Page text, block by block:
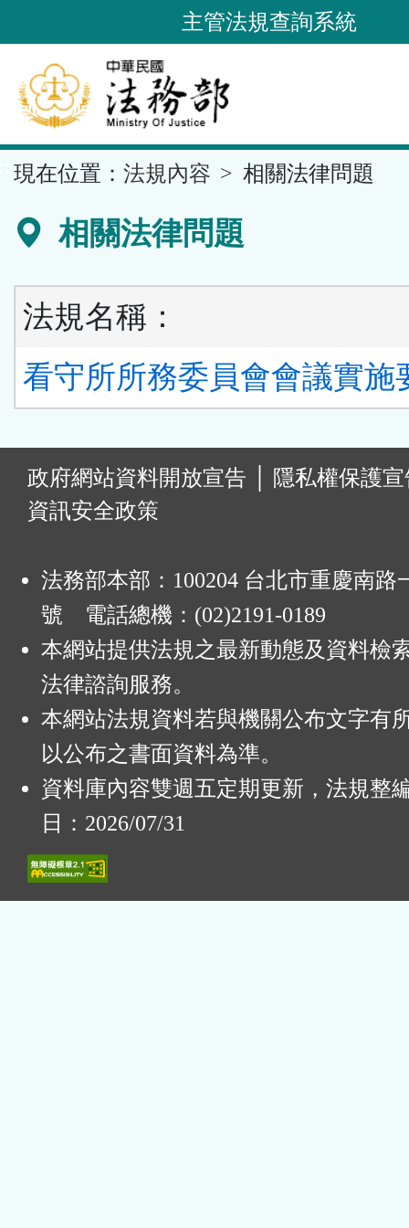
到
要
內
容
區
主管法規查詢系統
現在位置： 法規內容 相關法律問題
相關法律問題
法規名稱：
看守所所務委員會會議實施
政府網站資料開放宣告
隱私權保護
資訊安全政策
法務部本部：100204 台北市重慶南路
號 電話總機：(02)2191-0189
本網站提供法規之最新動態及資料檢
法律諮詢服務。
本網站法規資料若與機關公布文字有
以公布之書面資料為準。
資料庫內容雙週五定期更新，法規整
日：2026/07/31